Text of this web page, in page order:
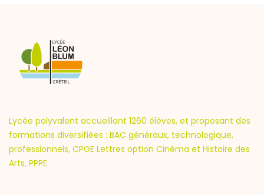
Lycée polyvalent accueillant 1260 élèves, et proposant des
formations diversifiées : BAC généraux, technologique,
professionnels, CPGE Lettres option Cinéma et Histoire des
Arts, PPPE